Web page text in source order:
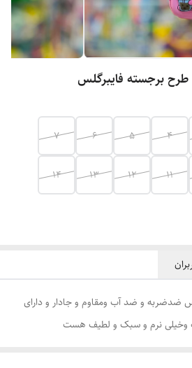
برجسته فایبرگلس
۴ ۵ ۶ ۷
۱۱ ۱۲ ۱۳ ۱۴
ضدضربه و ضد آب ومقاوم و جادار ‌و دارای
وخیلی نرم و سبک و لطیف هست